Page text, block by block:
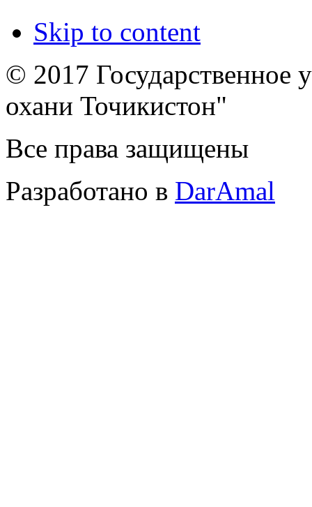
Skip to content
© 2017 Государственное
охани Точикистон"
Все права защищены
Разработано в DarAmal